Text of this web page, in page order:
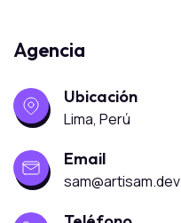
Agencia
Ubicación
Lima, Perú
Email
sam@artisam.dev